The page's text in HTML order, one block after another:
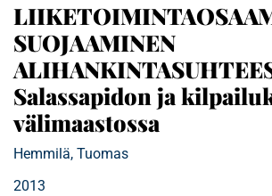
SUOJAAMINEN
Salassapidon ja
välimaastossa
Hemmilä, Tuomas
2013